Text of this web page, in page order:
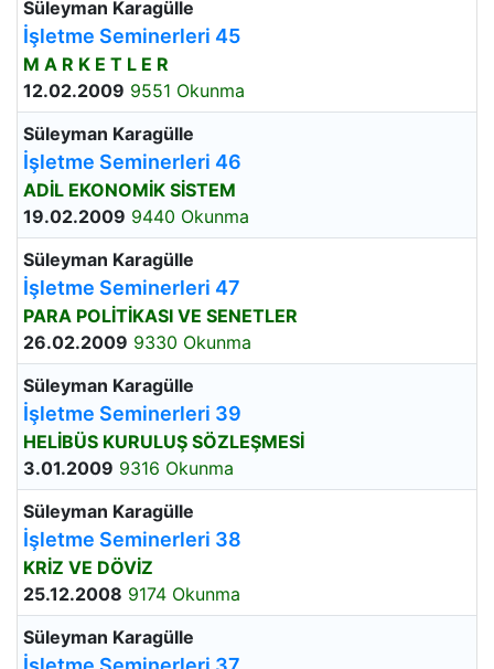
Süleyman Karagülle
İşletme Seminerleri 45
M A R K E T L E R
12.02.2009 9551 Okunma
Süleyman Karagülle
İşletme Seminerleri 46
ADİL EKONOMİK SİSTEM
19.02.2009 9440 Okunma
Süleyman Karagülle
İşletme Seminerleri 47
PARA POLİTİKASI VE SENETLER
26.02.2009 9330 Okunma
Süleyman Karagülle
İşletme Seminerleri 39
HELİBÜS KURULUŞ SÖZLEŞMESİ
3.01.2009 9316 Okunma
Süleyman Karagülle
İşletme Seminerleri 38
KRİZ VE DÖVİZ
25.12.2008 9174 Okunma
Süleyman Karagülle